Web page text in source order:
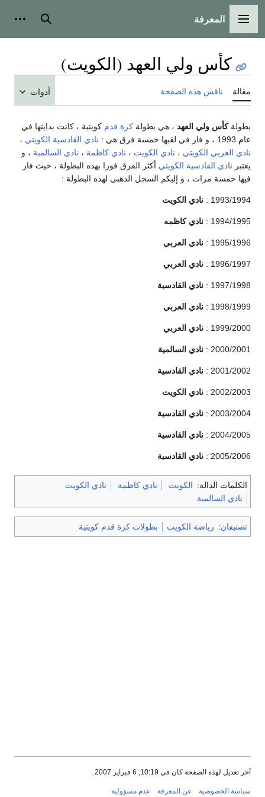
القائمة الرئيسية
المعرفة بحث
كأس ولي العهد (الكويت)
مقالة ناقش هذه الصفحة أدوات
بطولةكأس ولي العهد ، هي بطولة كرة قدم كويتية ، كانت بدايتها في
عام 1993 ، و فاز في لقبها خمسة فرق هي :
نادي القادسية الكويتي ،
نادي العربي الكويتي ، نادي الكويت ، نادي كاظمة ، نادي السالمية ، و
يعتبر نادي القادسية الكويتي أكثر الفرق فوزا بهذه البطولة ، حيث فاز
فيها خمسة مرات ، و إليكم السجل الذهبي لهذه البطولة :
1993/1994 : نادي الكويت
1994/1995 : نادي كاظمه
1995/1996 : نادي العربي
1996/1997 : نادي العربي
1997/1998 : نادي القادسية
1998/1999 : نادي العربي
1999/2000 : نادي العربي
2000/2001 : نادي السالمية
2001/2002 : نادي القادسية
2002/2003 : نادي الكويت
2003/2004 : نادي القادسية
2004/2005 : نادي القادسية
2005/2006 : نادي القادسية
الكلمات الدالة: الكويت نادي كاظمة
نادي الكويت
نادي السالمية
تصنيفان: رياضة الكويت بطولات كرة قدم كويتية
آخر تعديل لهذه الصفحة كان في 10:19, 6 فبراير 2007.
سياسة الخصوصية عن المعرفة عدم مسؤولية